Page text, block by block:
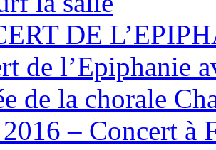
DE
de l’Epiphanie
de la chorale
– Concert à